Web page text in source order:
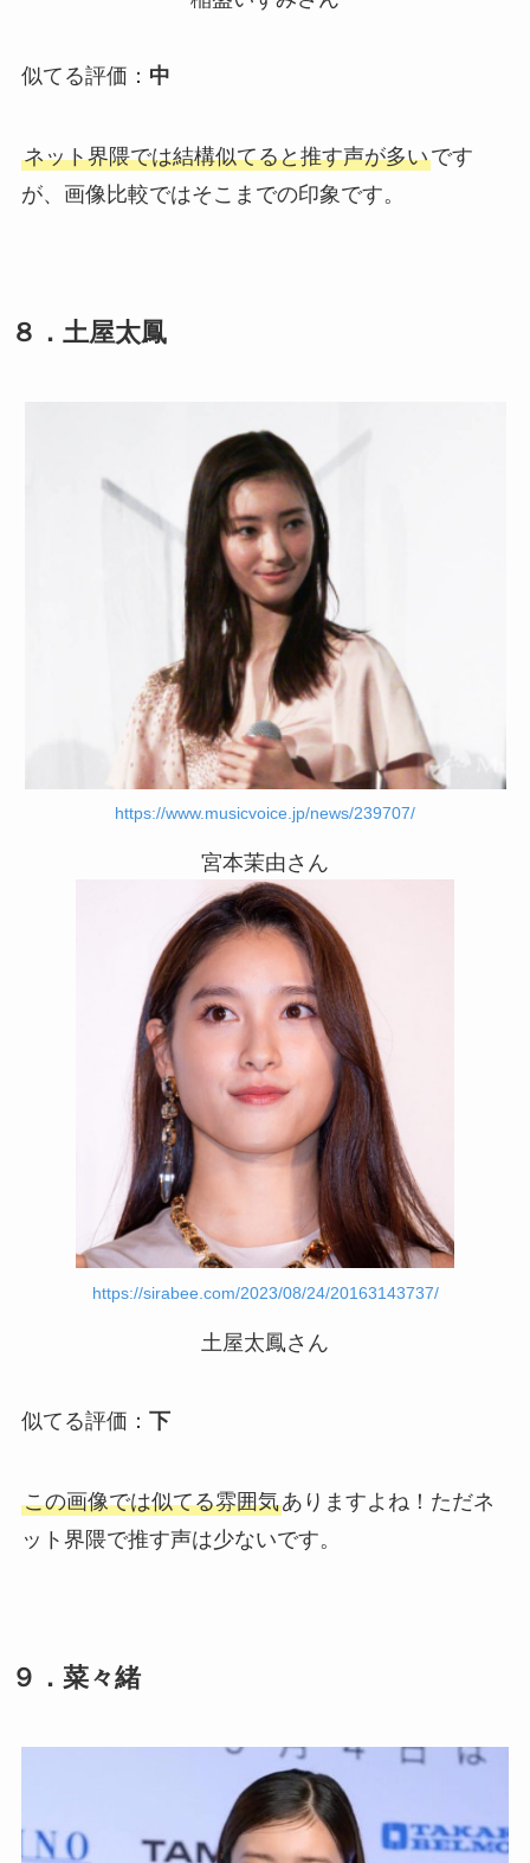
似てる評価： 中
ネット界隈では結構似てると推す声が多いです
が、画像比較ではそこまでの印象です。
８．土屋太鳳
https://www.musicvoice.jp/news/239707/
宮本茉由さん
https://sirabee.com/2023/08/24/20163143737/
土屋太鳳さん
似てる評価： 下
この画像では似てる雰囲気ありますよね！ただネ
ット界隈で推す声は少ないです。
９．菜々緒